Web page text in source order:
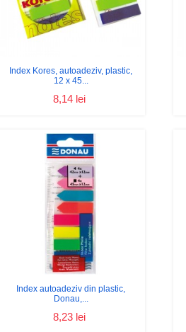
Index Kores, autoadeziv, plastic,
12 x 45...
8,14 lei
Index autoadeziv din plastic,
Donau,...
8,23 lei